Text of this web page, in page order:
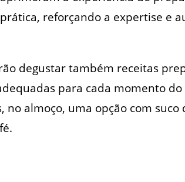
reforçando a expertise e
degustar também receitas
para cada momento
almoço, uma opção com suco